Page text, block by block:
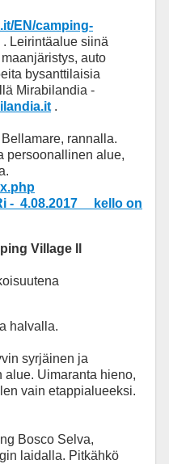
EN/camping-
. Leirintäalue siinä
auto
bysanttilaisia
Mirabilandia -
.
rannalla.
persoonallinen alue,
- 4.08.2017 kello on
Village Il
halvalla.
syrjäinen ja
alue. Uimaranta hieno,
vain etappialueeksi.
Bosco Selva,
laidalla. Pitkähkö